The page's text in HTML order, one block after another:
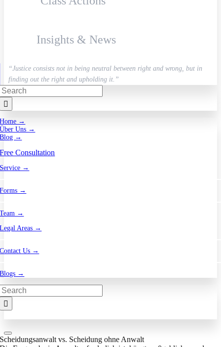
Insights & News
“Justice consists not in being neutral between right and wrong, but in
finding out the right and upholding it.”
Home →
Über Uns →
Blog →
Free Consultation
Service →
Forms →
Team →
Legal Areas →
Contact Us →
Blogs →
Scheidungsanwalt vs. Scheidung ohne Anwalt